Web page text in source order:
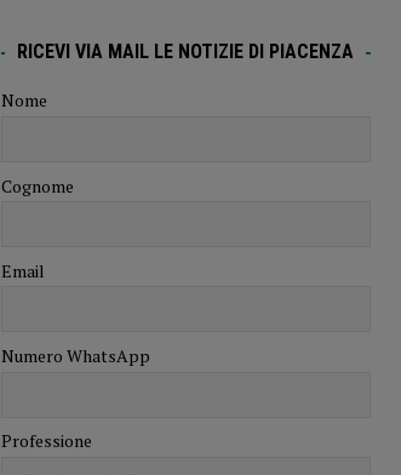
RICEVI VIA MAIL LE NOTIZIE DI PIACENZA
Nome
Cognome
Email
Numero WhatsApp
Professione